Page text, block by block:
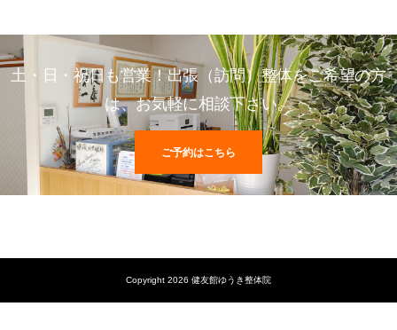
土・日・祝日も営業！出張（訪問）整体をご希望の方
は、お気軽に相談下さい。
ご予約はこちら
Copyright 2026 健友館ゆうき整体院